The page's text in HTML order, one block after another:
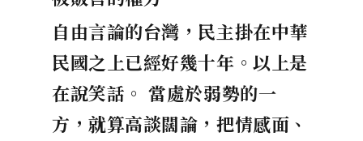
自由言論的台灣，民主掛在中華
民國之上已經好幾十年。以上是
在說笑話。當處於弱勢的一
方，就算高談闊論，把情感面、